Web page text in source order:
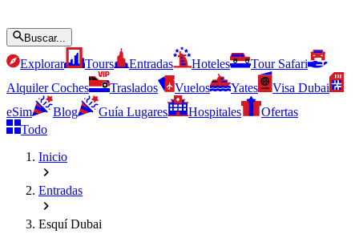
Buscar...
Explorar Tours Entradas Hoteles
Tour Safari
Alquiler Coches
Traslados Vuelos Yates
Visa Dubai
eSim
Blog Guía Lugares Hospitales
Ofertas
Todo
Inicio
Entradas
Esquí Dubai